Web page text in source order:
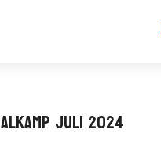
juli 2024